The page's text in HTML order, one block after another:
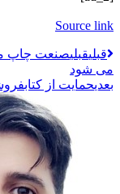
Source link
قبليقبلیصنعت چاپ
می شود
بعدیحمایت از